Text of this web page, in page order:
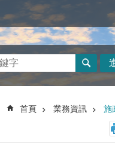
首頁 業務資訊 施